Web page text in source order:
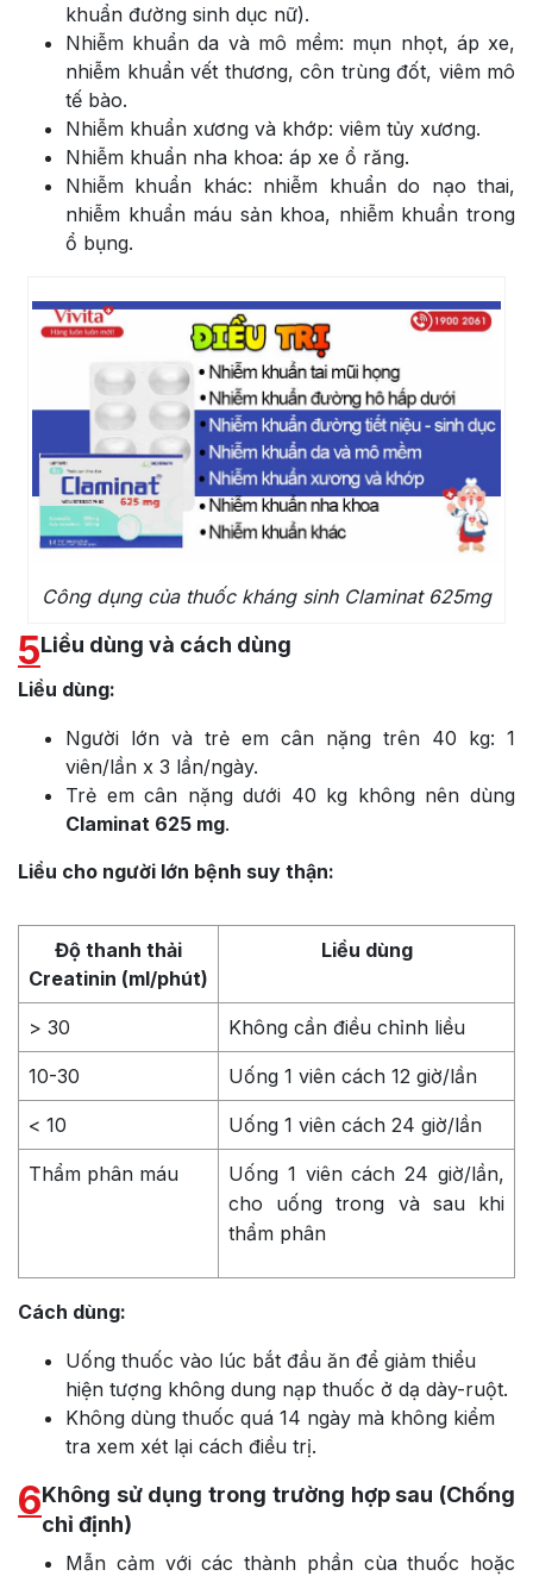
khuẩn đường sinh dục nữ).
Nhiễm khuẩn da và mô mềm: mụn nhọt, áp xe,
nhiễm khuẩn vết thương, côn trùng đốt, viêm mô
tế bào.
Nhiễm khuẩn xương và khớp: viêm tủy xương.
Nhiễm khuẩn nha khoa: áp xe ổ răng.
Nhiễm khuẩn khác: nhiễm khuẩn do nạo thai,
nhiễm khuẩn máu sản khoa, nhiễm khuẩn trong
ổ bụng.
Công dụng của thuốc kháng sinh Claminat 625mg
5Liều dùng và cách dùng
Liều dùng:
Người lớn và trẻ em cân nặng trên 40 kg: 1
viên/lần x 3 lần/ngày.
Trẻ em cân nặng dưới 40 kg không nên dùng
Claminat 625 mg.
Liều cho người lớn bệnh suy thận:
Độ thanh thải
Creatinin (ml/phút)
Liều dùng
> 30 Không cần điều chỉnh liều
10-30 Uống 1 viên cách 12 giờ/lần
< 10 Uống 1 viên cách 24 giờ/lần
Thẩm phân máu
Uống 1 viên cách 24 giờ/lần,
cho uống trong và sau khi
thẩm phân
Cách dùng:
Uống thuốc vào lúc bắt đầu ăn để giảm thiểu
hiện tượng không dung nạp thuốc ở dạ dày-ruột.
Không dùng thuốc quá 14 ngày mà không kiểm
tra xem xét lại cách điều trị.
6Không sử dụng trong trường hợp sau (Chống
chỉ định)
Mẫn cảm với các thành phần cùa thuốc hoặc